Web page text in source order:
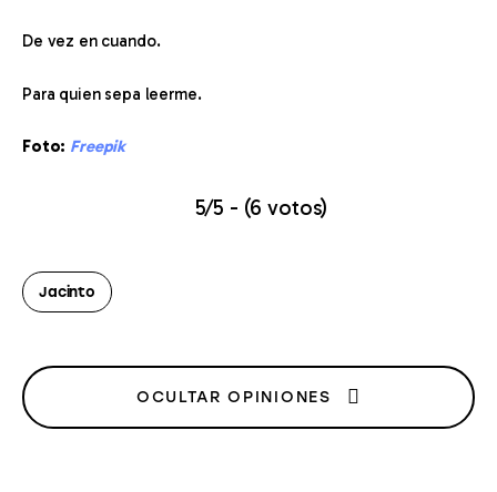
De vez en cuando.
Para quien sepa leerme.
Foto: Freepik
5/5 - (6 votos)
Jacinto
OCULTAR OPINIONES